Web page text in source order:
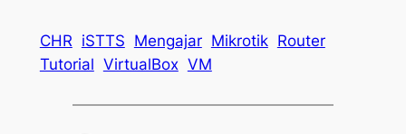
CHR iSTTS Mengajar Mikrotik Router
Tutorial VirtualBox VM